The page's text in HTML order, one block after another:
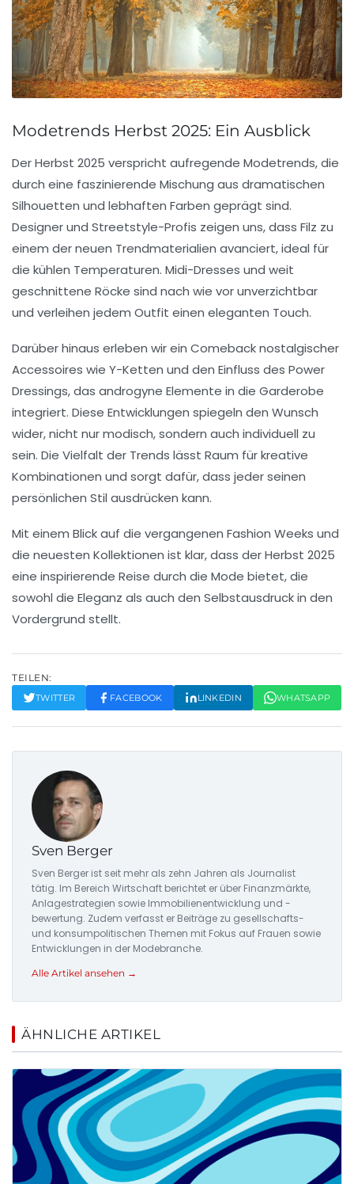
Modetrends Herbst 2025: Ein Ausblick
Der Herbst 2025 verspricht aufregende Modetrends, die
durch eine faszinierende Mischung aus dramatischen
Silhouetten und lebhaften Farben geprägt sind.
Designer und Streetstyle-Profis zeigen uns, dass Filz zu
einem der neuen Trendmaterialien avanciert, ideal für
die kühlen Temperaturen. Midi-Dresses und weit
geschnittene Röcke sind nach wie vor unverzichtbar
und verleihen jedem Outfit einen eleganten Touch.
Darüber hinaus erleben wir ein Comeback nostalgischer
Accessoires wie Y-Ketten und den Einfluss des Power
Dressings, das androgyne Elemente in die Garderobe
integriert. Diese Entwicklungen spiegeln den Wunsch
wider, nicht nur modisch, sondern auch individuell zu
sein. Die Vielfalt der Trends lässt Raum für kreative
Kombinationen und sorgt dafür, dass jeder seinen
persönlichen Stil ausdrücken kann.
Mit einem Blick auf die vergangenen Fashion Weeks und
die neuesten Kollektionen ist klar, dass der Herbst 2025
eine inspirierende Reise durch die Mode bietet, die
sowohl die Eleganz als auch den Selbstausdruckin den
Vordergrund stellt.
TEILEN:
TWITTER FACEBOOK LINKEDIN WHATSAPP
Sven Berger
Sven Berger ist seit mehr als zehn Jahren als Journalist
tätig. Im Bereich Wirtschaft berichtet er über Finanzmärkte,
Anlagestrategien sowie Immobilienentwicklung und -
bewertung. Zudem verfasst er Beiträge zu gesellschafts-
und konsumpolitischen Themen mit Fokus auf Frauen sowie
Entwicklungen in der Modebranche.
Alle Artikel ansehen →
ÄHNLICHE ARTIKEL